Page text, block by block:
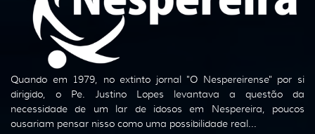
Quando em 1979, no extinto jornal "O Nespereirense" por si
dirigido, o Pe. Justino Lopes levantava a questão da
necessidade de um lar de idosos em Nespereira, poucos
ousariam pensar nisso como uma possibilidade real...